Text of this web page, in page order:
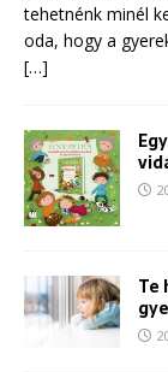
tehetnénk minél
oda, hogy a
[…]
Te